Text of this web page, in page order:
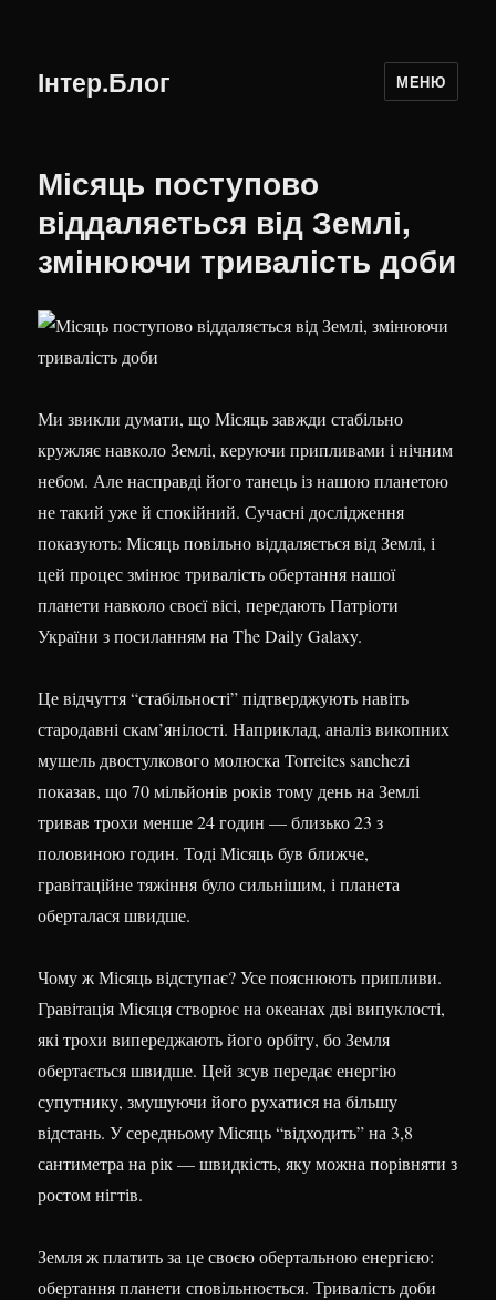
Інтер.Блог МЕНЮ
Місяць поступово
віддаляється від Землі,
змінюючи тривалість доби
Ми звикли думати, що Місяць завжди стабільно
кружляє навколо Землі, керуючи припливами і нічним
небом. Але насправді його танець із нашою планетою
не такий уже й спокійний. Сучасні дослідження
показують: Місяць повільно віддаляється від Землі, і
цей процес змінює тривалість обертання нашої
планети навколо своєї вісі, передають Патріоти
України з посиланням на The Daily Galaxy.
Це відчуття “стабільності” підтверджують навіть
стародавні скам’янілості. Наприклад, аналіз викопних
мушель двостулкового молюска Torreites sanchezi
показав, що 70 мільйонів років тому день на Землі
тривав трохи менше 24 годин — близько 23 з
половиною годин. Тоді Місяць був ближче,
гравітаційне тяжіння було сильнішим, і планета
оберталася швидше.
Чому ж Місяць відступає? Усе пояснюють припливи.
Гравітація Місяця створює на океанах дві випуклості,
які трохи випереджають його орбіту, бо Земля
обертається швидше. Цей зсув передає енергію
супутнику, змушуючи його рухатися на більшу
відстань. У середньому Місяць “відходить” на 3,8
сантиметра на рік — швидкість, яку можна порівняти з
ростом нігтів.
Земля ж платить за це своєю обертальною енергією:
обертання планети сповільнюється. Тривалість доби